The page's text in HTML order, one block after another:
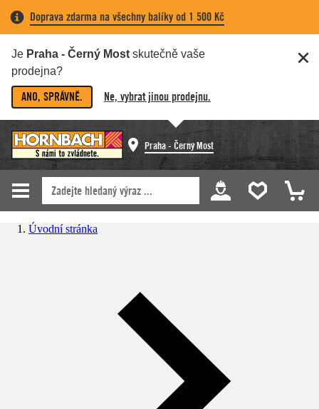
Doprava zdarma na všechny balíky od 1 500 Kč
Je Praha - Černý Most skutečně vaše
prodejna?
ANO, SPRÁVNĚ. Ne, vybrat jinou prodejnu.
Praha - Černý Most
Úvodní stránka